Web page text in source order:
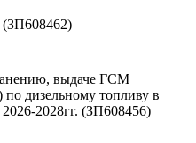
выдаче ГСМ
по дизельному топливу в
2028гг. (ЗП608456)